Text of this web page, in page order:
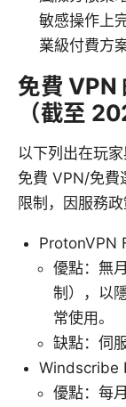
敏感操作上
業級付費方
免費 VPN
（截至
以下列出在玩
免費 VPN/免費
限制，因服務政
ProtonVPN
優點：無
制），以
常使用。
缺點：伺
Windscribe
優點：每